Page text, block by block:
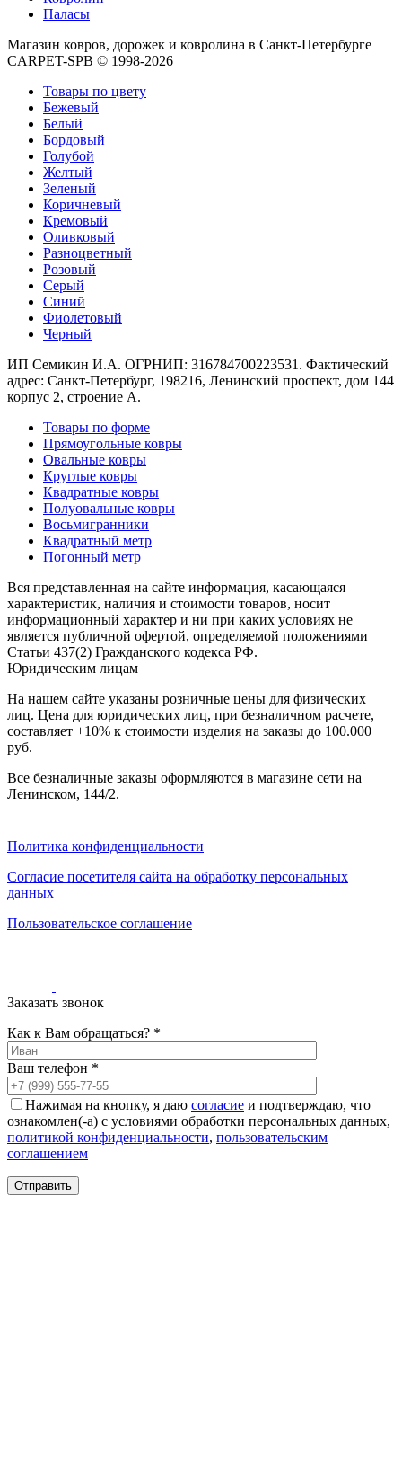
ковры
Полуовальные
ковры
Восьмигранники
Дорожки
Синтетические
ковровые
дорожки
Дорожки
на
резиновой
основе
Ковровые
шерстяные
дорожки
Паласные
дорожки
Кремлевские
дорожки
Ковролин
Ковролин
в
Паласы
Как
выбрать
ковер
Доставка
и
оплата
Наши
работы
+7
812
647-
90-
72
spb.ru
Заказать
звонок
Паласы
Магазин ковров, дорожек и ковролина в Санкт-Петербурге
CARPET-SPB © 1998-2026
Товары по цвету
Бежевый
Белый
Бордовый
Голубой
Желтый
Зеленый
Коричневый
Кремовый
Оливковый
Разноцветный
Розовый
Серый
Синий
Фиолетовый
Черный
ИП Семикин И.А. ОГРНИП: 316784700223531. Фактический
адрес: Санкт-Петербург, 198216, Ленинский проспект, дом 144
корпус 2, строение А.
Товары по форме
Прямоугольные ковры
Овальные ковры
Круглые ковры
Квадратные ковры
Полуовальные ковры
Восьмигранники
Квадратный метр
Погонный метр
Вся представленная на сайте информация, касающаяся
характеристик, наличия и стоимости товаров, носит
информационный характер и ни при каких условиях не
является публичной офертой, определяемой положениями
Статьи 437(2) Гражданского кодекса РФ.
Юридическим лицам
На нашем сайте указаны розничные цены для физических
лиц. Цена для юридических лиц, при безналичном расчете,
составляет +10% к стоимости изделия на заказы до 100.000
руб.
Все безналичные заказы оформляются в магазине сети на
Ленинском, 144/2.
Политика конфиденциальности
Согласие посетителя сайта на обработку персональных
данных
Пользовательское соглашение
Заказать звонок
Как к Вам обращаться? *
Ваш телефон *
Нажимая на кнопку, я даю согласие и подтверждаю, что
ознакомлен(-а) с условиями обработки персональных данных,
политикой конфиденциальности, пользовательским
соглашением